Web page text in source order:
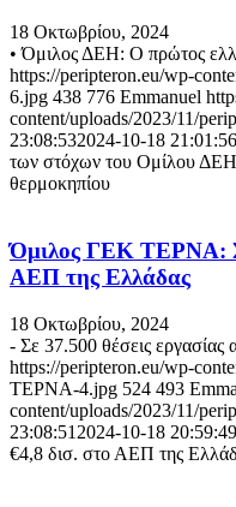
18 Οκτωβρίου, 2024
• Όμιλος ΔΕΗ: Ο πρώτος
https://peripteron.eu/wp-
6.jpg 438 776 Emmanuel
content/uploads/2023/11/
23:08:532024-10-18 21:01:56
των στόχων του Ομίλου
θερμοκηπίου
Όμιλος ΓΕΚ ΤΕΡΝΑ:
ΑΕΠ της Ελλάδας
18 Οκτωβρίου, 2024
- Σε 37.500 θέσεις εργασίας
https://peripteron.eu/wp-
ΤΕΡΝΑ-4.jpg 524 493
content/uploads/2023/11/
23:08:51 2024-10-18 20:59:49
€4,8 δισ. στο ΑΕΠ της